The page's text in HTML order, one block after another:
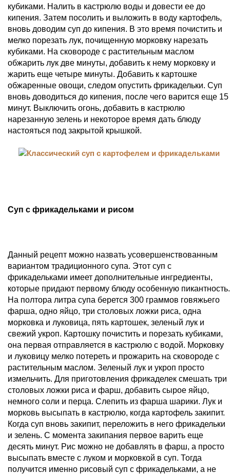
кубиками. Налить в кастрюлю воды и довести ее до
кипения. Затем посолить и выложить в воду картофель,
вновь доводим суп до кипения. В это время почистить и
мелко порезать лук, почищенную морковку нарезать
кубиками. На сковороде с растительным маслом
обжарить лук две минуты, добавить к нему морковку и
жарить еще четыре минуты. Добавить к картошке
обжаренные овощи, следом опустить фрикадельки. Суп
вновь доводиться до кипения, после чего варится еще 15
минут. Выключить огонь, добавить в кастрюлю
нарезанную зелень и некоторое время дать блюду
настояться под закрытой крышкой.
Суп с фрикадельками и рисом
Данный рецепт можно назвать усовершенствованным
вариантом традиционного супа. Этот суп с
фрикадельками имеет дополнительные ингредиенты,
которые придают первому блюду особенную пикантность.
На полтора литра супа берется 300 граммов говяжьего
фарша, одно яйцо, три столовых ложки риса, одна
морковка и луковица, пять картошек, зеленый лук и
свежий укроп. Картошку почистить и порезать кубиками,
она первая отправляется в кастрюлю с водой. Морковку
и луковицу мелко потереть и прожарить на сковороде с
растительным маслом. Зеленый лук и укроп просто
измельчить. Для приготовления фрикаделек смешать три
столовых ложки риса и фарш, добавить сырое яйцо,
немного соли и перца. Слепить из фарша шарики. Лук и
морковь высыпать в кастрюлю, когда картофель закипит.
Когда суп вновь закипит, переложить в него фрикадельки
и зелень. С момента закипания первое варить еще
десять минут. Рис можно не добавлять в фарш, а просто
высыпать вместе с луком и морковкой в суп. Тогда
получится именно рисовый суп с фрикадельками, а не